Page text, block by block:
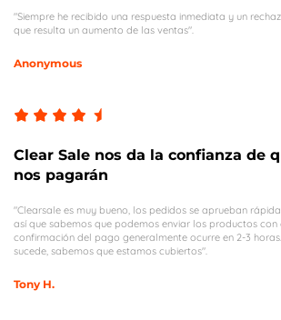
"Siempre he recibido una respuesta inmediata y un
que resulta un aumento de las ventas".
Anonymous
Clear Sale nos da la confianza de
nos pagarán
"Clearsale es muy bueno, los pedidos se aprueban
así que sabemos que podemos enviar los productos con
confirmación del pago generalmente ocurre en 2-3
sucede, sabemos que estamos cubiertos".
Tony H.